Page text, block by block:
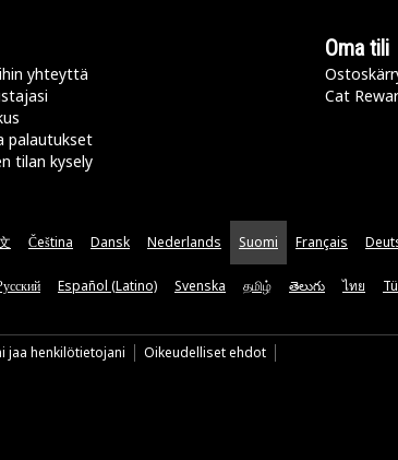
yhteyttä
palautukset
tilan kysely
Oma tili
Cat
Čeština Dansk Nederlands Suomi Français
Español (Latino) Svenska தமிழ் తెలుగు ไทย
jaa henkilötietojani Oikeudelliset ehdot